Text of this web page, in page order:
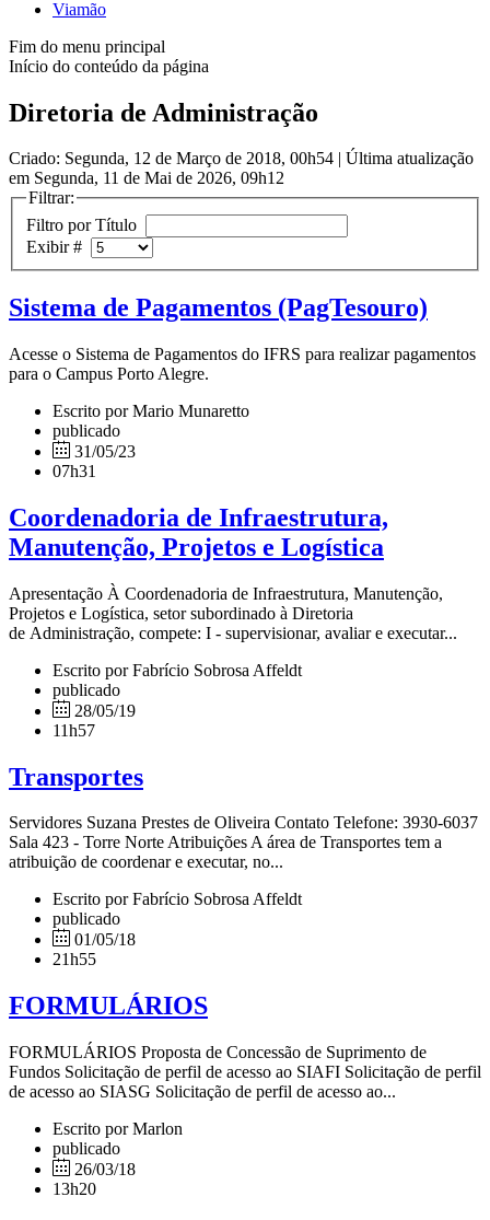
Viamão
Fim do menu principal
Início do conteúdo da página
Diretoria de Administração
Criado: Segunda, 12 de Março de 2018, 00h54 | Última atualização
em Segunda, 11 de Mai de 2026, 09h12
Filtrar:
Filtro por Título
Exibir #
Sistema de Pagamentos (PagTesouro)
Acesse o Sistema de Pagamentos do IFRS para realizar pagamentos
para o Campus Porto Alegre.
Escrito por Mario Munaretto
publicado
31/05/23
07h31
Coordenadoria de Infraestrutura,
Manutenção, Projetos e Logística
Apresentação À Coordenadoria de Infraestrutura, Manutenção,
Projetos e Logística, setor subordinado à Diretoria
de Administração, compete: I - supervisionar, avaliar e executar...
Escrito por Fabrício Sobrosa Affeldt
publicado
28/05/19
11h57
Transportes
Servidores Suzana Prestes de Oliveira Contato Telefone: 3930-6037
Sala 423 - Torre Norte Atribuições A área de Transportes tem a
atribuição de coordenar e executar, no...
Escrito por Fabrício Sobrosa Affeldt
publicado
01/05/18
21h55
FORMULÁRIOS
FORMULÁRIOS Proposta de Concessão de Suprimento de
Fundos Solicitação de perfil de acesso ao SIAFI Solicitação de perfil
de acesso ao SIASG Solicitação de perfil de acesso ao...
Escrito por Marlon
publicado
26/03/18
13h20